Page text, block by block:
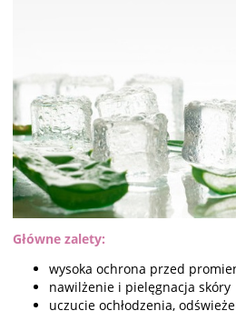
Główne zalety:
wysoka ochrona przed
nawilżenie i pielęgnacja skóry
uczucie ochłodzenia,